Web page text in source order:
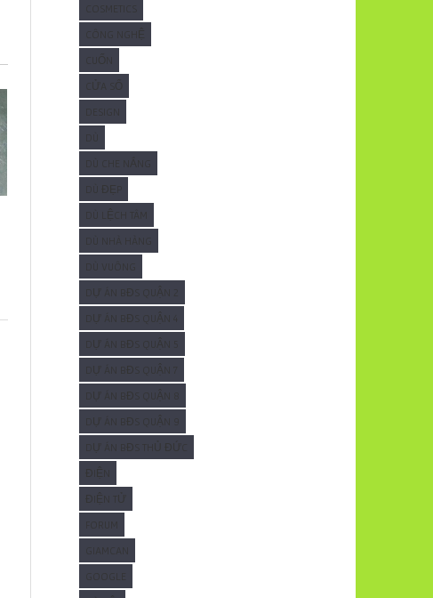
COSMETICS
CÔNG NGHỆ
CUỐN
CỬA SỔ
DÙ ĐẸP
DÙ LỆCH TÂM
DÙ NHÀ HÀNG
DỰ ÁN BĐS QUẬN 2
DỰ ÁN BĐS QUẬN 4
DỰ ÁN BĐS QUẬN 5
DỰ ÁN BĐS QUẬN 7
DỰ ÁN BĐS QUẬN 8
DỰ ÁN BĐS QUẬN 9
DỰ ÁN BĐS THỦ ĐỨC
ĐIỆN
ĐIỆN TỬ
GIAMCAN